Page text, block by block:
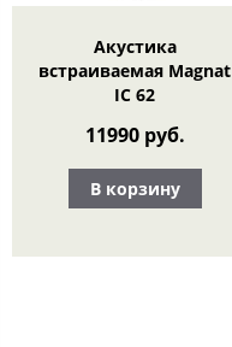
Акустика
встраиваемая Magnat
IC 62
11990 руб.
В корзину